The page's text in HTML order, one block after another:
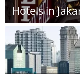
Hotels in